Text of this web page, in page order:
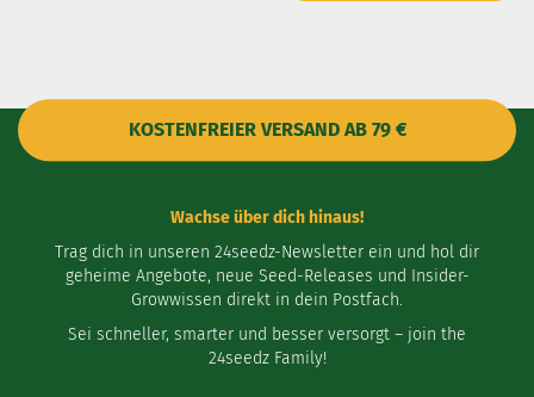
KOSTENFREIER VERSAND AB 79 €
Wachse über dich hinaus!
Trag dich in unseren 24seedz-Newsletter ein und hol dir
geheime Angebote, neue Seed-Releases und Insider-
Growwissen direkt in dein Postfach.
Sei schneller, smarter und besser versorgt – join the
24seedz Family!